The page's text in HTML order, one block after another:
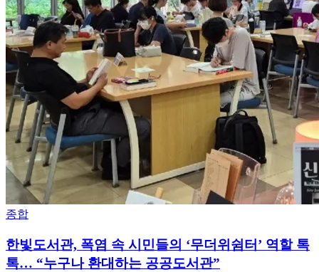
종합
한빛도서관, 폭염 속 시민들의 ‘무더위쉼터’ 역할 톡
톡… “누구나 환대하는 공공도서관”